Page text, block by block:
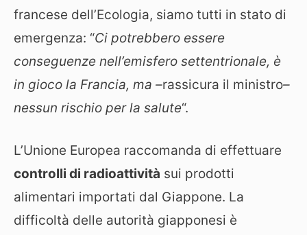
francese dell’Ecologia, siamo tutti in stato di
emergenza: “Ci potrebbero essere
conseguenze nell’emisfero settentrionale, è
in gioco la Francia, ma –rassicura il ministro–
nessun rischio per la salute“.
L’Unione Europea raccomanda di effettuare
controlli di radioattività sui prodotti
alimentari importati dal Giappone. La
difficoltà delle autorità giapponesi è